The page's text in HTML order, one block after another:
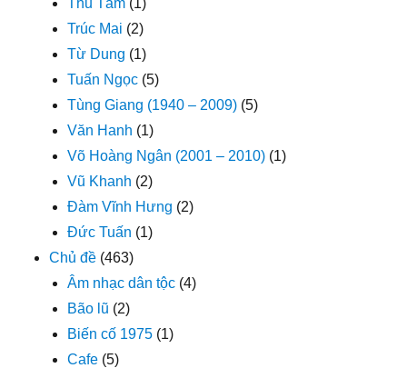
Trúc Mai (2)
Từ Dung (1)
Tuấn Ngọc (5)
Tùng Giang (1940 – 2009) (5)
Văn Hanh (1)
Võ Hoàng Ngân (2001 – 2010) (1)
Vũ Khanh (2)
Đàm Vĩnh Hưng (2)
Đức Tuấn (1)
Chủ đề (463)
Âm nhạc dân tộc (4)
Bão lũ (2)
Biến cố 1975 (1)
Cafe (5)